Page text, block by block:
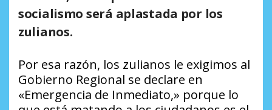
socialismo será aplastada por los
zulianos.
Por esa razón, los zulianos le exigimos al
Gobierno Regional se declare en
«Emergencia de Inmediato,» porque lo